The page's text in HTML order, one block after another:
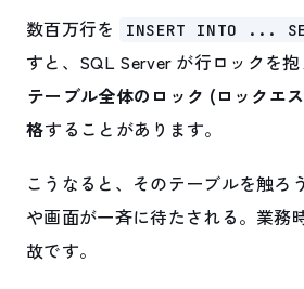
数百万行を INSERT INTO ...
すと、SQL Server が行ロックを抱
テーブル全体のロック (ロックエ
格することがあります。
こうなると、そのテーブルを触ろ
や画面が一斉に待たされる。業務
故です。